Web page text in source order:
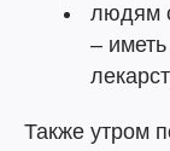
людям
–
Также утром